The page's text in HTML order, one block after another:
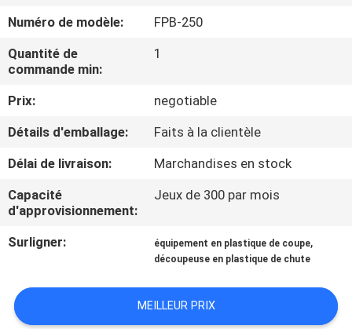
VISITE
CONTRÔLE
DE
QUALITÉ
CONTACTEZ-
NOUVELLES
Numéro de modèle:
FPB-250
Quantité de
commande min:
1
Prix:
negotiable
Détails d'emballage:
Faits à la clientèle
Délai de livraison:
Marchandises en stock
Capacité
d'approvisionnement:
Jeux de 300 par mois
Surligner: équipement en plastique de coupe,
découpeuse en plastique de chute
MEILLEUR PRIX